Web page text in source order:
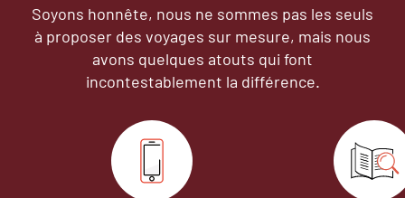
Soyons honnête, nous ne sommes pas les seuls
à proposer des voyages sur mesure, mais nous
avons quelques atouts qui font
incontestablement la différence.